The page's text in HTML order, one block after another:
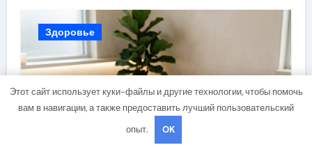
Здоровье
Этот сайт использует куки-файлы и другие технологии, чтобы помочь
вам в навигации, а также предоставить лучший пользовательский
опыт.
OK